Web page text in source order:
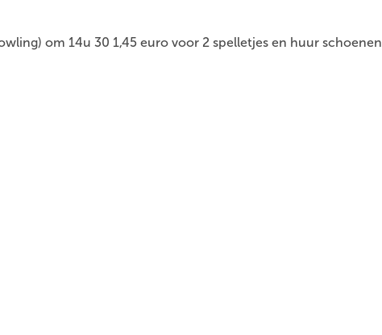
om 14u 30 1,45 euro voor 2 spelletjes en huur schoenen